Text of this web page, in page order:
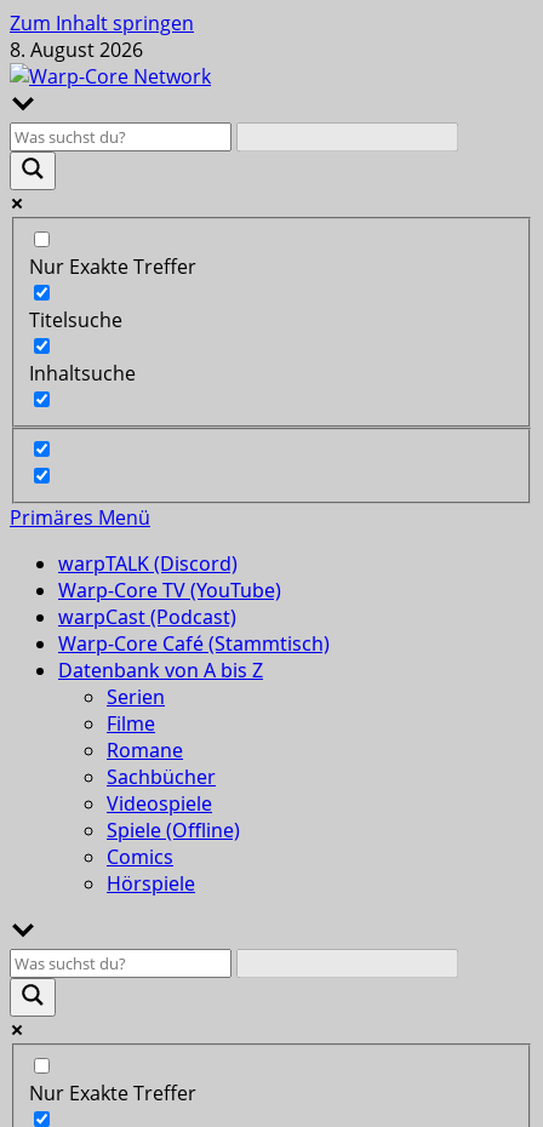
Zum Inhalt springen
8. August 2026
Nur Exakte Treffer
Titelsuche
Inhaltsuche
Primäres Menü
warpTALK (Discord)
Warp-Core TV (YouTube)
warpCast (Podcast)
Warp-Core Café (Stammtisch)
Datenbank von A bis Z
Serien
Filme
Romane
Sachbücher
Videospiele
Spiele (Offline)
Comics
Hörspiele
Nur Exakte Treffer